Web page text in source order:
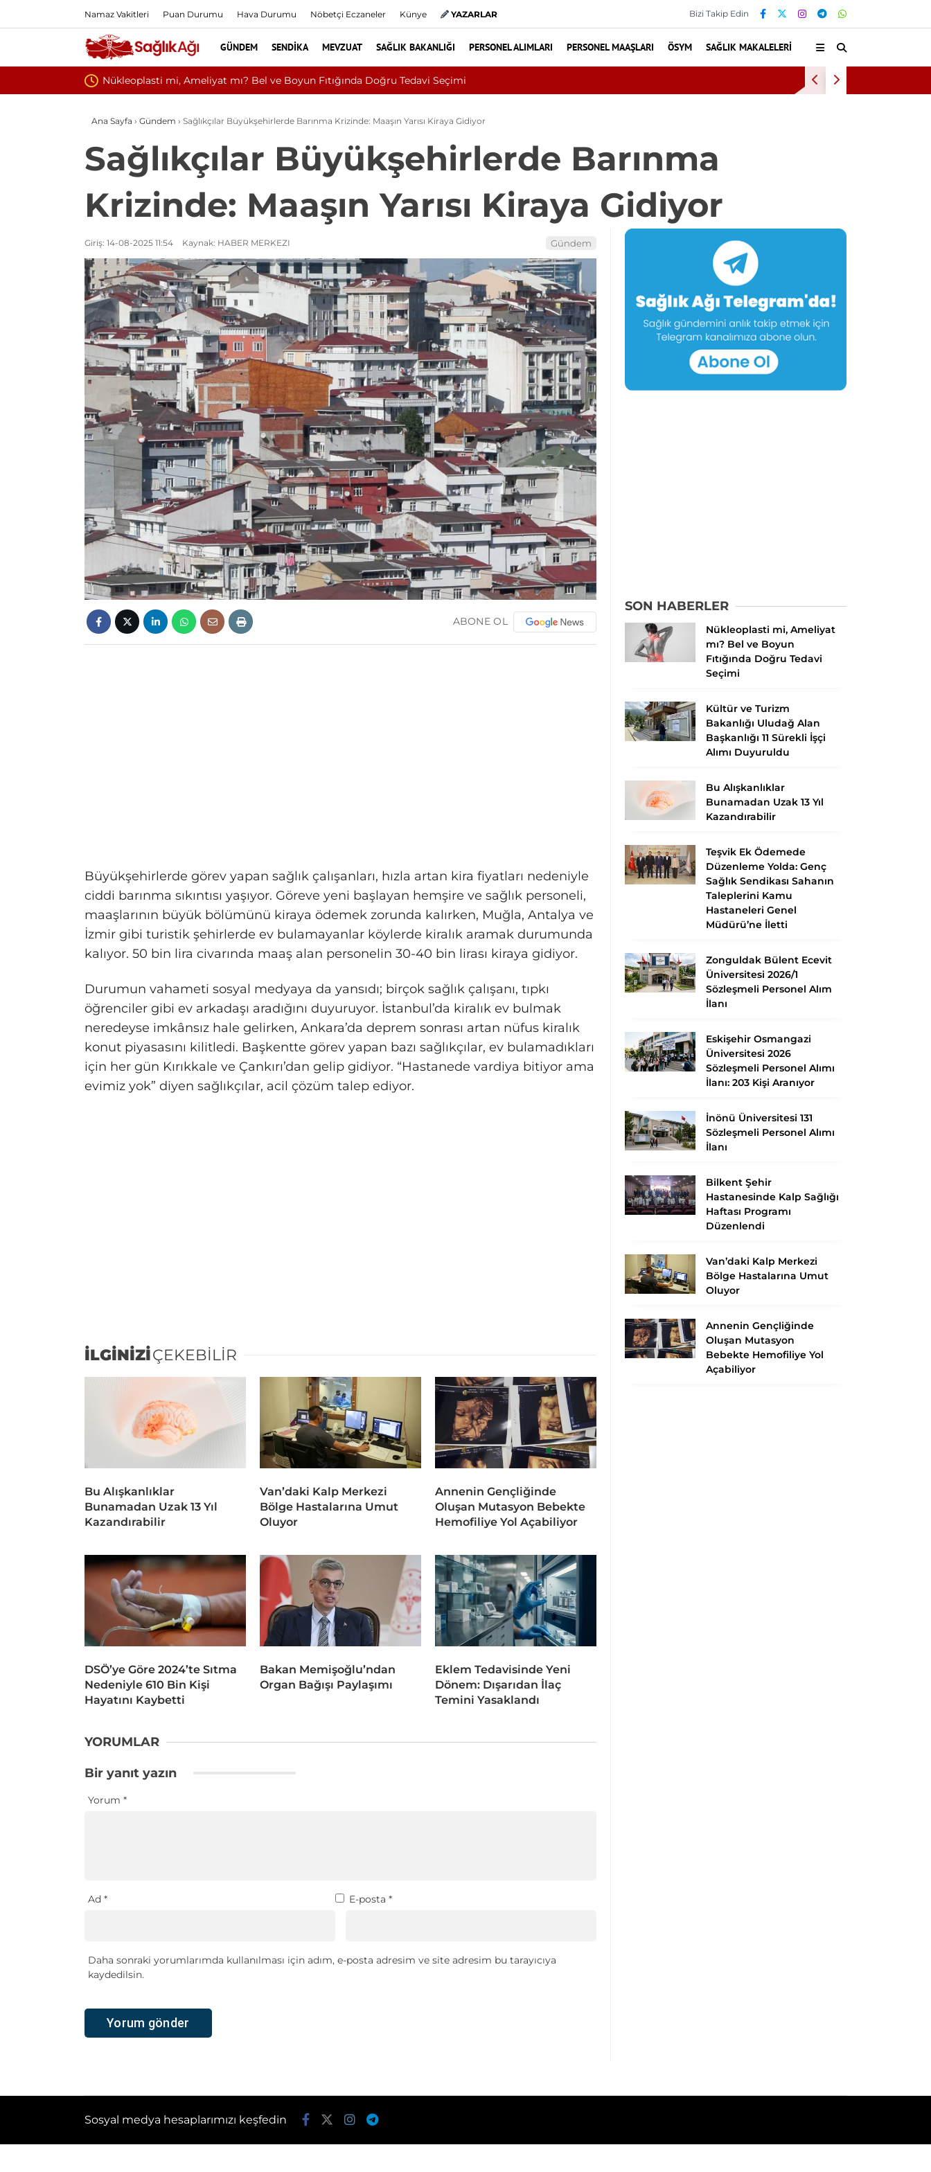
Namaz Vakitleri Puan Durumu Hava Durumu Nöbetçi Eczaneler Künye YAZARLAR Bizi Takip Edin
GÜNDEM SENDIKA MEVZUAT SAĞLIK BAKANLIĞI PERSONEL ALIMLARI PERSONEL MAAŞLARI ÖSYM SAĞLIK MAKALELERI
Tedavi Seçimi Kültür ve Turizm Bakanlığı Uludağ Alan Başkanlığı 11 Sürekli İşçi Alımı Duyuruldu
Ana Sayfa › Gündem › Sağlıkçılar Büyükşehirlerde Barınma Krizinde: Maaşın Yarısı Kiraya Gidiyor
Sağlıkçılar Büyükşehirlerde Barınma
Krizinde: Maaşın Yarısı Kiraya Gidiyor
Giriş: 14-08-2025 11:54 Kaynak: HABER MERKEZI Gündem
ABONE OL
Büyükşehirlerde görev yapan sağlık çalışanları, hızla artan kira fiyatları nedeniyle
ciddi barınma sıkıntısı yaşıyor. Göreve yeni başlayan hemşire ve sağlık personeli,
maaşlarının büyük bölümünü kiraya ödemek zorunda kalırken, Muğla, Antalya ve
İzmir gibi turistik şehirlerde ev bulamayanlar köylerde kiralık aramak durumunda
kalıyor. 50 bin lira civarında maaş alan personelin 30-40 bin lirası kiraya gidiyor.
Durumun vahameti sosyal medyaya da yansıdı; birçok sağlık çalışanı, tıpkı
öğrenciler gibi ev arkadaşı aradığını duyuruyor. İstanbul’da kiralık ev bulmak
neredeyse imkânsız hale gelirken, Ankara’da deprem sonrası artan nüfus kiralık
konut piyasasını kilitledi. Başkentte görev yapan bazı sağlıkçılar, ev bulamadıkları
için her gün Kırıkkale ve Çankırı’dan gelip gidiyor. “Hastanede vardiya bitiyor ama
evimiz yok” diyen sağlıkçılar, acil çözüm talep ediyor.
İLGİNİZİÇEKEBİLİR
Bu Alışkanlıklar
Bunamadan Uzak 13 Yıl
Kazandırabilir
Van’daki Kalp Merkezi
Bölge Hastalarına Umut
Oluyor
Annenin Gençliğinde
Oluşan Mutasyon Bebekte
Hemofiliye Yol Açabiliyor
DSÖ’ye Göre 2024’te Sıtma
Nedeniyle 610 Bin Kişi
Hayatını Kaybetti
Bakan Memişoğlu’ndan
Organ Bağışı Paylaşımı
Eklem Tedavisinde Yeni
Dönem: Dışarıdan İlaç
Temini Yasaklandı
YORUMLAR
Bir yanıt yazın
Yorum *
Ad * E-posta *
Daha sonraki yorumlarımda kullanılması için adım, e-posta adresim ve site adresim bu tarayıcıya
kaydedilsin.
SON HABERLER
Nükleoplasti mi, Ameliyat
mı? Bel ve Boyun
Fıtığında Doğru Tedavi
Seçimi
Kültür ve Turizm
Bakanlığı Uludağ Alan
Başkanlığı 11 Sürekli İşçi
Alımı Duyuruldu
Bu Alışkanlıklar
Bunamadan Uzak 13 Yıl
Kazandırabilir
Teşvik Ek Ödemede
Düzenleme Yolda: Genç
Sağlık Sendikası Sahanın
Taleplerini Kamu
Hastaneleri Genel
Müdürü’ne İletti
Zonguldak Bülent Ecevit
Üniversitesi 2026/1
Sözleşmeli Personel Alım
İlanı
Eskişehir Osmangazi
Üniversitesi 2026
Sözleşmeli Personel Alımı
İlanı: 203 Kişi Aranıyor
İnönü Üniversitesi 131
Sözleşmeli Personel Alımı
İlanı
Bilkent Şehir
Hastanesinde Kalp Sağlığı
Haftası Programı
Düzenlendi
Van’daki Kalp Merkezi
Bölge Hastalarına Umut
Oluyor
Annenin Gençliğinde
Oluşan Mutasyon
Bebekte Hemofiliye Yol
Açabiliyor
Sosyal medya hesaplarımızı keşfedin